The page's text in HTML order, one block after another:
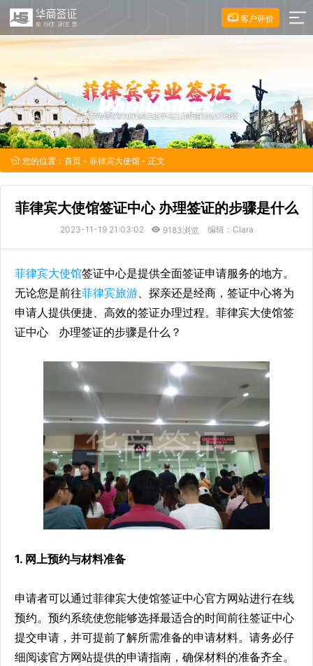
客户评价
您的位置： 首页 - 菲律宾大使馆 - 正文
菲律宾大使馆签证中心 办理签证的步骤是什么
2023-11-19 21:03:02 9183浏览 编辑：Clara
菲律宾大使馆签证中心是提供全面签证申请服务的地方。
无论您是前往菲律宾旅游、探亲还是经商，签证中心将为
申请人提供便捷、高效的签证办理过程。菲律宾大使馆签
证中心 办理签证的步骤是什么？
1. 网上预约与材料准备
申请者可以通过菲律宾大使馆签证中心官方网站进行在线
预约。预约系统使您能够选择最适合的时间前往签证中心
提交申请，并可提前了解所需准备的申请材料。请务必仔
细阅读官方网站提供的申请指南，确保材料的准备齐全。